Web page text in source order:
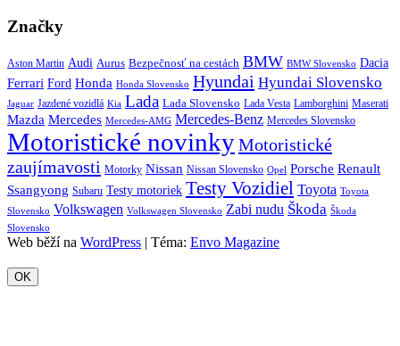
Značky
Aston Martin Audi Aurus Bezpečnosť na cestách BMW BMW Slovensko Dacia
Ferrari Ford Honda Honda Slovensko Hyundai Hyundai Slovensko
Jaguar Jazdené vozidlá Kia Lada Lada Slovensko Lada Vesta Lamborghini Maserati
Mazda Mercedes Mercedes-AMG Mercedes-Benz Mercedes Slovensko
Motoristické novinkyMotoristické
zaujímavosti Motorky Nissan Nissan Slovensko Opel Porsche Renault
Ssangyong Subaru Testy motoriek Testy Vozidiel Toyota Toyota
Slovensko Volkswagen Volkswagen Slovensko Zabi nudu Škoda Škoda
Slovensko
Web běží na WordPress | Téma: Envo Magazine
OK